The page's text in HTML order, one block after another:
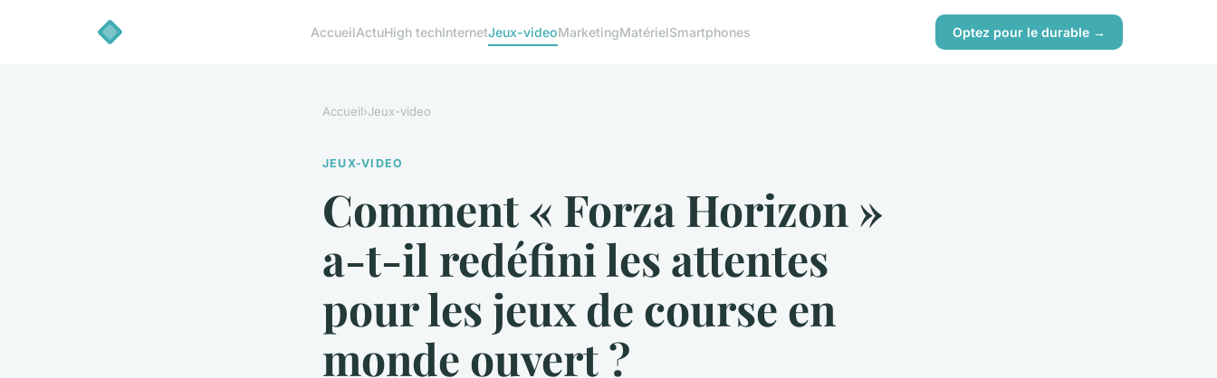
AccueilActuHigh techInternetJeux-videoMarketingMatérielSmartphones Optez pour le durable →
Accueil›Jeux-video
JEUX-VIDEO
Comment « Forza Horizon »
a-t-il redéfini les attentes
pour les jeux de course en
monde ouvert ?